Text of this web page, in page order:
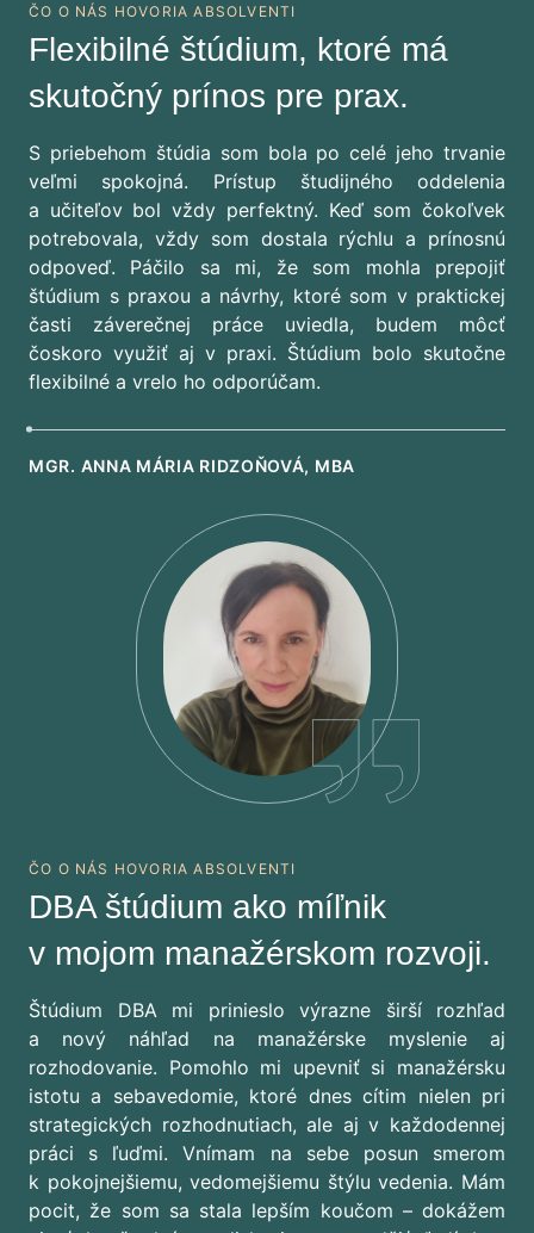
ČO O NÁS HOVORIA ABSOLVENTI
Flexibilné štúdium, ktoré má
skutočný prínos pre prax.
S priebehom štúdia som bola po celé jeho trvanie
veľmi spokojná. Prístup študijného oddelenia
a učiteľov bol vždy perfektný. Keď som čokoľvek
potrebovala, vždy som dostala rýchlu a prínosnú
odpoveď. Páčilo sa mi, že som mohla prepojiť
štúdium s praxou a návrhy, ktoré som v praktickej
časti záverečnej práce uviedla, budem môcť
čoskoro využiť aj v praxi. Štúdium bolo skutočne
flexibilné a vrelo ho odporúčam.
MGR. ANNA MÁRIA RIDZOŇOVÁ, MBA
ČO O NÁS HOVORIA ABSOLVENTI
DBA štúdium ako míľnik
v mojom manažérskom rozvoji.
Štúdium DBA mi prinieslo výrazne širší rozhľad
a nový náhľad na manažérske myslenie aj
rozhodovanie. Pomohlo mi upevniť si manažérsku
istotu a sebavedomie, ktoré dnes cítim nielen pri
strategických rozhodnutiach, ale aj v každodennej
práci s ľuďmi. Vnímam na sebe posun smerom
k pokojnejšiemu, vedomejšiemu štýlu vedenia. Mám
pocit, že som sa stala lepším koučom – dokážem